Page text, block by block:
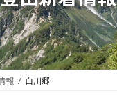
報 白川郷